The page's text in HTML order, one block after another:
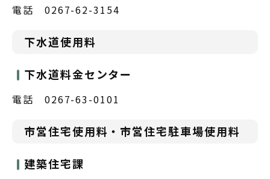
電話 0267-62-3154
下水道使用料
下水道料金センター
電話 0267-63-0101
市営住宅使用料・市営住宅駐車場使用料
建築住宅課